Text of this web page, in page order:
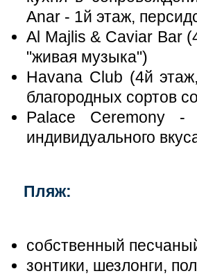
Anar - 1й этаж,
Al Majlis & Caviar Bar
"живая музыка")
Havana Club (4й
благородных сортов
Palace Ceremony
индивидуального
Пляж:
собственный
зонтики, шезлонги,